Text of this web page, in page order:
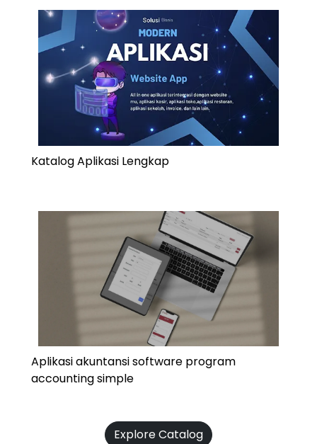
Katalog Aplikasi Lengkap
Aplikasi akuntansi software program
accounting simple
Explore Catalog